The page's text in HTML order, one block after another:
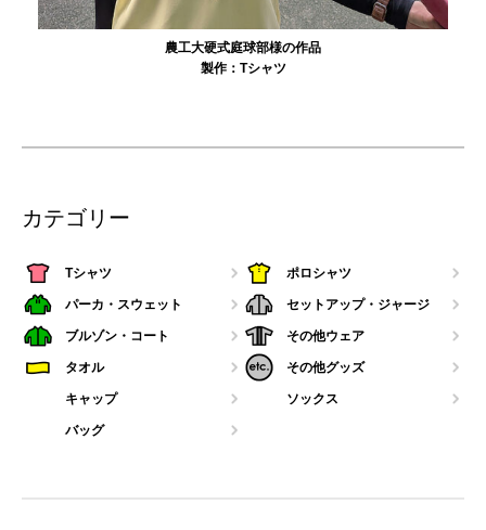
農工大硬式庭球部様の作品
製作： Tシャツ
カテゴリー
Tシャツ ポロシャツ
パーカ・スウェット セットアップ・ジャージ
ブルゾン・コート その他ウェア
タオル その他グッズ
キャップ ソックス
バッグ